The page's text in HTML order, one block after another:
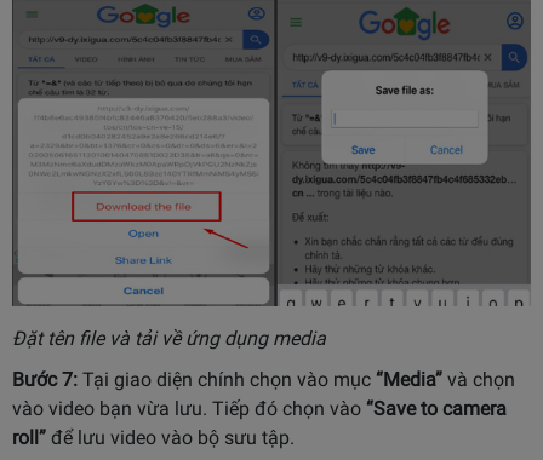
Đặt tên file và tải về ứng dụng media
Bước 7: Tại giao diện chính chọn vào mục “Media” và chọn
vào video bạn vừa lưu. Tiếp đó chọn vào “Save to camera
roll” để lưu video vào bộ sưu tập.